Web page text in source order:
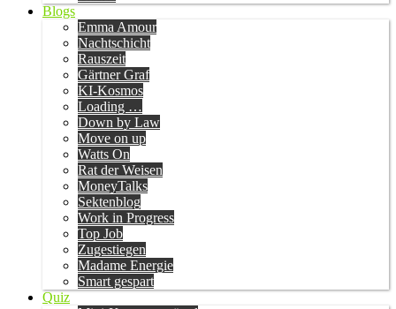
Blogs
Emma Amour
Nachtschicht
Rauszeit
Gärtner Graf
KI-Kosmos
Loading …
Down by Law
Move on up
Watts On
Rat der Weisen
MoneyTalks
Sektenblog
Work in Progress
Top Job
Zugestiegen
Madame Energie
Smart gespart
Quiz